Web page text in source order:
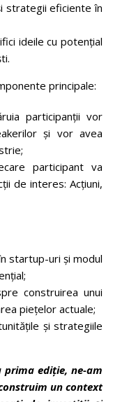
strategii eficiente în
ideile cu potențial
principale:
participanții vor
și vor avea
participant va
de interes: Acțiuni,
startup-uri și modul
construirea unui
piețelor actuale;
și strategiile
ediție, ne-am
un context